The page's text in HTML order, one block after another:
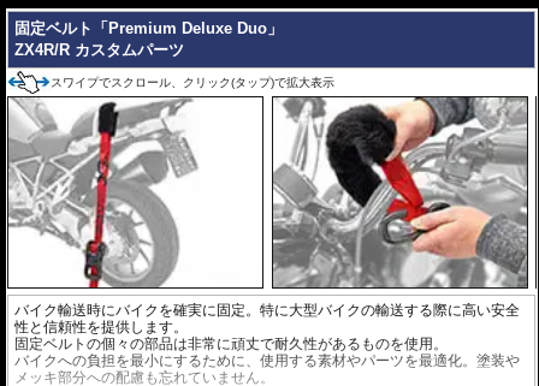
固定ベルト「Premium Deluxe Duo」
ZX4R/R カスタムパーツ
スワイプでスクロール、クリック(タップ)で拡大表示
バイク輸送時にバイクを確実に固定。特に大型バイクの輸送する際に高い安全
性と信頼性を提供します。
固定ベルトの個々の部品は非常に頑丈で耐久性があるものを使用。
バイクへの負担を最小にするために、使用する素材やパーツを最適化。塗装や
メッキ部分への配慮も忘れていません。